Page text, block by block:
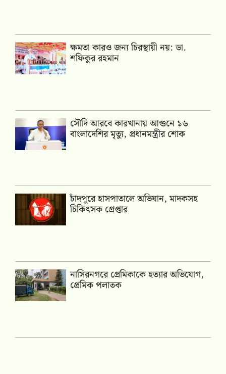
ক্ষমতা কারও জন্য চিরস্থায়ী নয়: ডা.
শফিকুর রহমান
সৌদি আরবে কারখানায় আগুনে ১৬
বাংলাদেশির মৃত্যু, প্রধানমন্ত্রীর শোক
চাঁদপুরে হাসপাতালে অভিযান, মাদকসহ
চিকিৎসক গ্রেপ্তার
নাসিরনগরে প্রেমিকাকে হত্যার অভিযোগ,
প্রেমিক পলাতক